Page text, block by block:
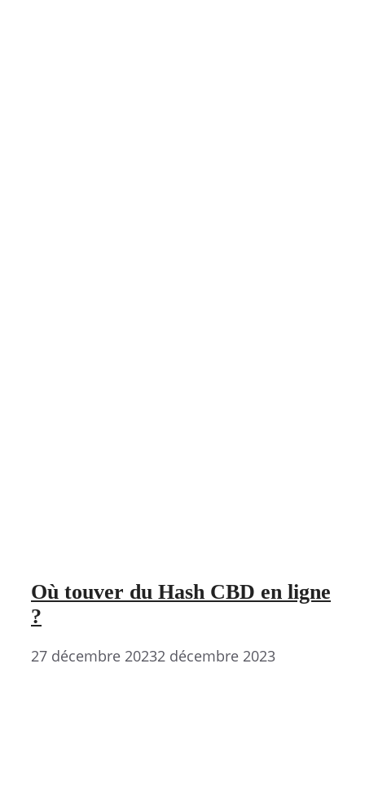
Où touver du Hash CBD en ligne
?
27 décembre 20232 décembre 2023